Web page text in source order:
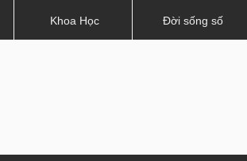
Khoa Học Đời sống số